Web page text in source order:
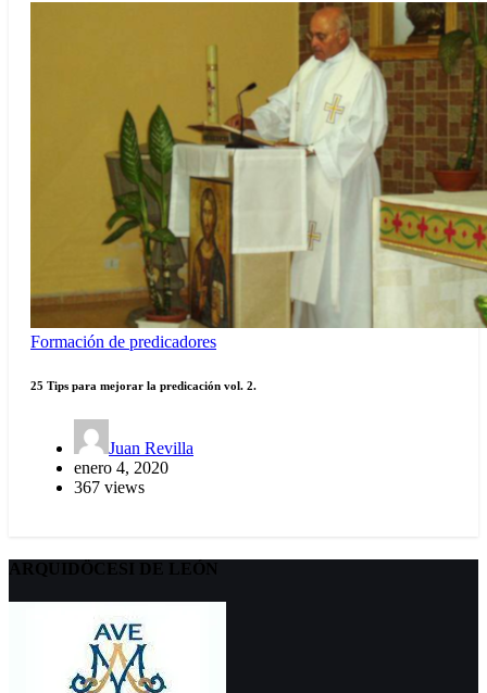
Formación de predicadores
25 Tips para mejorar la predicación vol. 2.
Juan Revilla
enero 4, 2020
367 views
ARQUIDÖCESI DE LEÓN